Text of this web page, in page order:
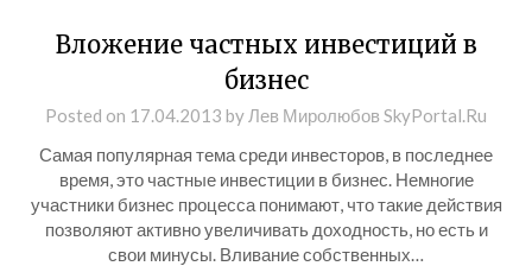
Вложение частных инвестиций в
бизнес
Posted on 17.04.2013 by Лев Миролюбов SkyPortal.Ru
Самая популярная тема среди инвесторов, в последнее
время, это частные инвестиции в бизнес. Немногие
участники бизнес процесса понимают, что такие действия
позволяют активно увеличивать доходность, но есть и
свои минусы. Вливание собственных…